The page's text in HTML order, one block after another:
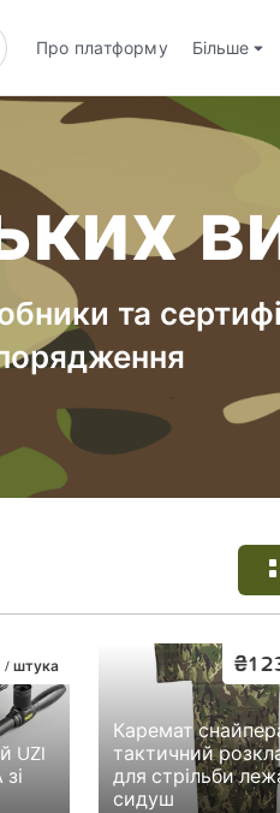
Про платформу Більше
та
UZI
/ штука
Каремат
тактичний
для стрільби
сидуш
₴1